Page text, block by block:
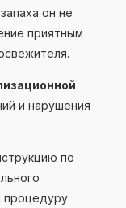
он не
приятным
и нарушения
по
процедуру